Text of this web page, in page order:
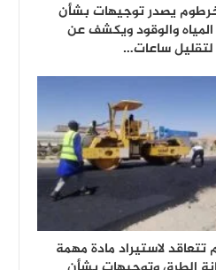
يصدر توجيهات بشأن
والوقود ويكشف عن
ساعات…
تتعاقد لاستيراد مادة مهمة